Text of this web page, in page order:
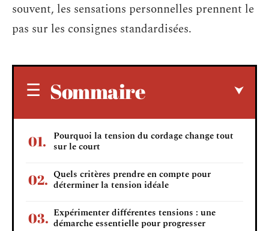
souvent, les sensations personnelles prennent le
pas sur les consignes standardisées.
Sommaire
Pourquoi la tension du cordage change tout
sur le court
Quels critères prendre en compte pour
déterminer la tension idéale
Expérimenter différentes tensions : une
démarche essentielle pour progresser